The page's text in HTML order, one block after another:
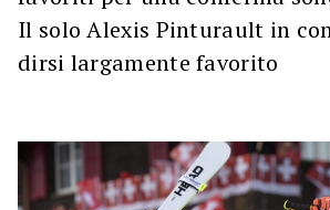
Il solo Alexis Pinturault in
dirsi largamente favorito